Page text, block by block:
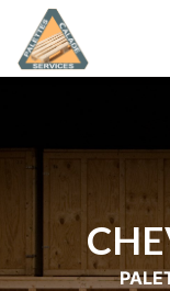
Panneau de gestion